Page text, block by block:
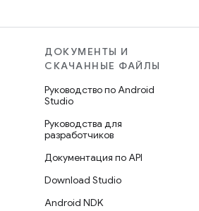
ДОКУМЕНТЫ И
СКАЧАННЫЕ ФАЙЛЫ
Руководство по Android
Studio
Руководства для
разработчиков
Документация по API
Download Studio
Android NDK